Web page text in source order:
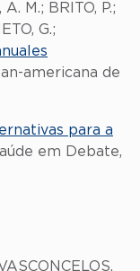
M.; BRITO, P.;
G.;
americana de
para a
em Debate,